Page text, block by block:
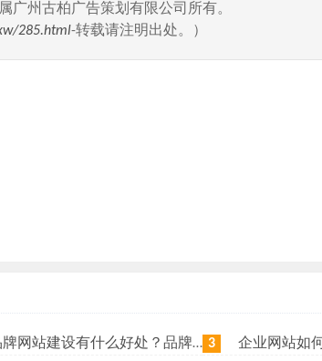
广州古柏广告策划有限公司所有。
285.html-转载请注明出处。）
建设有什么好处？品牌网站日常维护工作有哪些？ 3 企业网站如何